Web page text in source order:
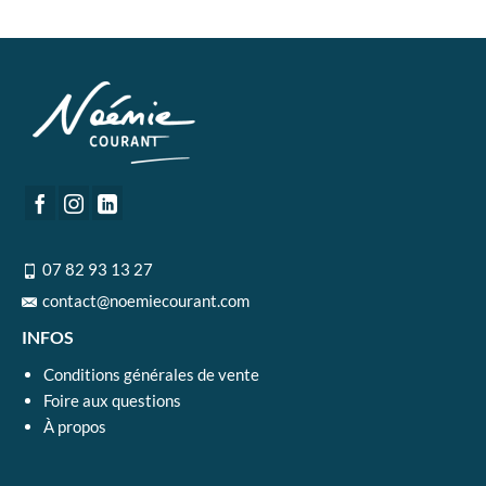
07 82 93 13 27
contact@noemiecourant.com
INFOS
Conditions générales de vente
Foire aux questions
À propos